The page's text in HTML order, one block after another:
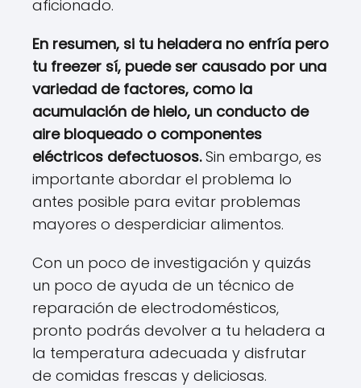
aficionado.
En resumen, si tu heladera no enfría pero
tu freezer sí, puede ser causado por una
variedad de factores, como la
acumulación de hielo, un conducto de
aire bloqueado o componentes
eléctricos defectuosos.Sin embargo, es
importante abordar el problema lo
antes posible para evitar problemas
mayores o desperdiciar alimentos.
Con un poco de investigación y quizás
un poco de ayuda de un técnico de
reparación de electrodomésticos,
pronto podrás devolver a tu heladera a
la temperatura adecuada y disfrutar
de comidas frescas y deliciosas.